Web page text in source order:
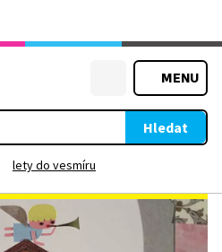
MENU
Hledat
lety do vesmíru